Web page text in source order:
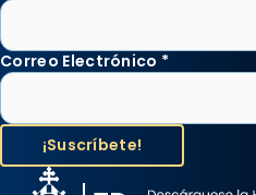
Correo Electrónico *